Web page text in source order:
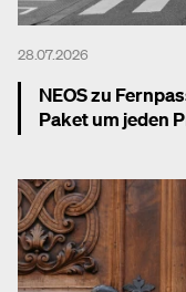
28.07.2026
NEOS zu
Paket um jeden